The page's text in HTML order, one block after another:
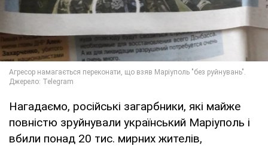
Нагадаємо, російські загарбники, які майже
повністю зруйнували український Маріуполь і
вбили понад 20 тис. мирних жителів,